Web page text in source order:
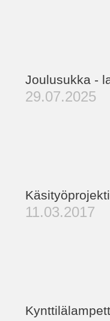
Joulusukka -
29.07.2025
11.03.2017